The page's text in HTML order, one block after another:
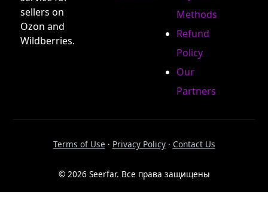
sellers on
Ozon and
Wildberries.
Methods
Refund
Policy
Our
Partners
Terms of Use · Privacy Policy· Contact Us
© 2026 Seerfar. Все права защищены